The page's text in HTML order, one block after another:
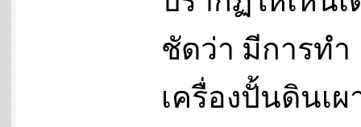
ชัดว่า มีการทำ
เครื่องปั้นดินเผ